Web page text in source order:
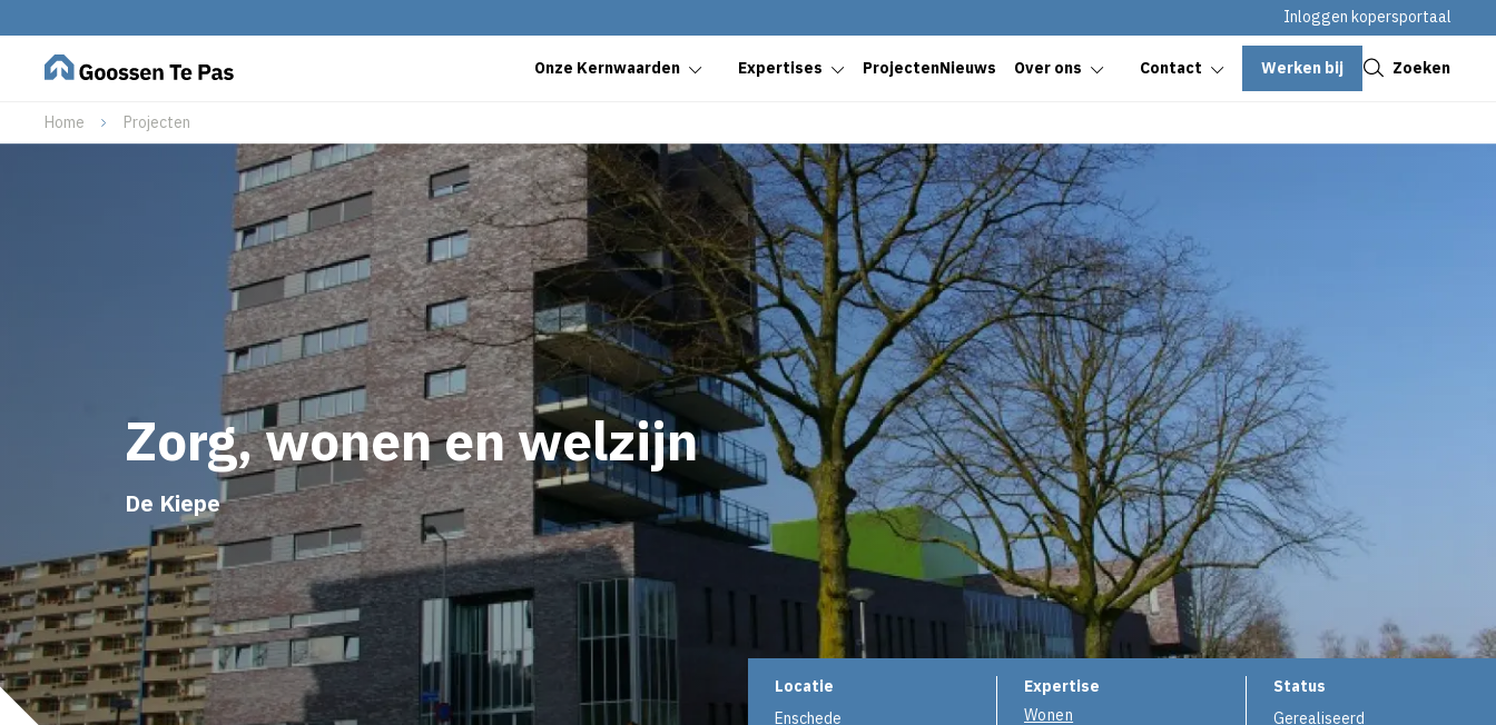
Inloggen kopersportaal
Onze Kernwaarden Expertises ProjectenNieuws Over ons Contact Werken bij Zoeken
Home Projecten
Zorg, wonen en welzijn
De Kiepe
Projectinformatie
Locatie
Enschede
Expertise
Wonen
Status
Gerealiseerd
Sluiten